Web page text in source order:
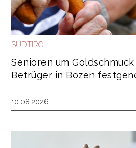
SÜDTIROL
Senioren um
Betrüger in Bozen
10.08.2026